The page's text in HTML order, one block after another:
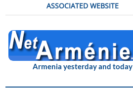
ASSOCIATED WEBSITE
Armenia yesterday and today